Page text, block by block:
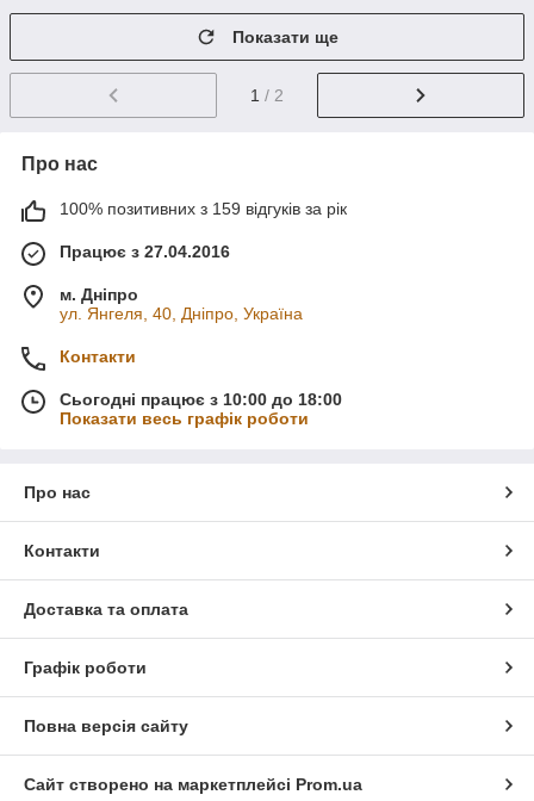
Показати ще
1 / 2
Про нас
100% позитивних з 159 відгуків за рік
Працює з 27.04.2016
м. Дніпро
ул. Янгеля, 40, Дніпро, Україна
Контакти
Сьогодні працює з 10:00 до 18:00
Показати весь графік роботи
Про нас
Контакти
Доставка та оплата
Графік роботи
Повна версія сайту
Сайт створено на маркетплейсі Prom.ua